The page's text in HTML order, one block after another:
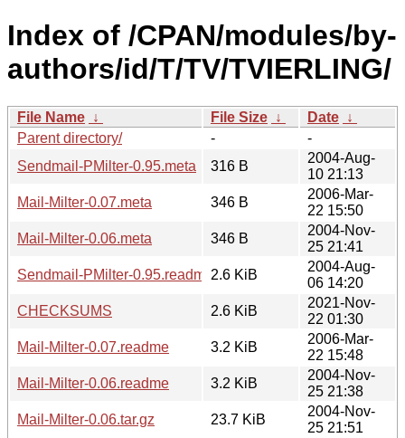
Index of /CPAN/modules/by-
authors/id/T/TV/TVIERLING/
File Name ↓ File Size ↓ Date ↓
Parent directory/
-
-
Sendmail-PMilter-0.95.meta
316 B
2004-Aug-
10 21:13
Mail-Milter-0.07.meta
346 B
2006-Mar-
22 15:50
Mail-Milter-0.06.meta
346 B
2004-Nov-
25 21:41
Sendmail-PMilter-0.95.readme2.6 KiB
2004-Aug-
06 14:20
CHECKSUMS
2.6 KiB
2021-Nov-
22 01:30
Mail-Milter-0.07.readme
3.2 KiB
2006-Mar-
22 15:48
Mail-Milter-0.06.readme
3.2 KiB
2004-Nov-
25 21:38
Mail-Milter-0.06.tar.gz
23.7 KiB
2004-Nov-
25 21:51